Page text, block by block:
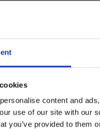
content and
use of our site with our
you’ve provided to them
η βιταμίνη C
την “ορχήστρα”